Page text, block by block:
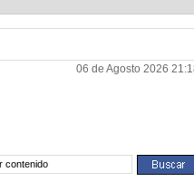
06 de Agosto 2026